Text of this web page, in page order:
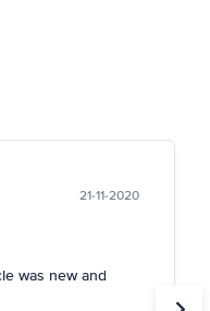
21-11-2020
was new and